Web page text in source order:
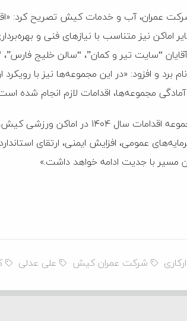
عمران، آب و خدمات کیش تصریح کرد:
اماکن نیز متناسب با نیازهای فنی و
آقایان “سایت تیر و کمان”، “سالن خلیج
و افزود: «در این مجموعه‌ها نیز با رویکرد
مجموعه‌ها، اقدامات لازم انجام شده
عدلی در پایان خاطرنشان کرد: «مجموعه
عمومی، افزایش ایمنی، ارتقای
مسیر با جدیت ادامه خواهد داشت.»
شرکت عمران کیش علی عدلی